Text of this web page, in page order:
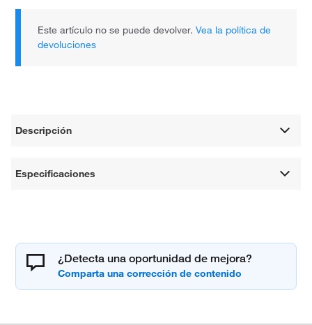
Este artículo no se puede devolver.Vea la política de
devoluciones
Descripción
Especificaciones
¿Detecta una oportunidad de mejora?